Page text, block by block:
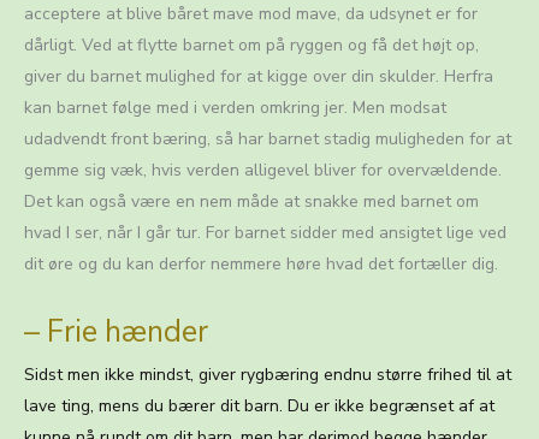
acceptere at blive båret mave mod mave, da udsynet er for
dårligt. Ved at flytte barnet om på ryggen og få det højt op,
giver du barnet mulighed for at kigge over din skulder. Herfra
kan barnet følge med i verden omkring jer. Men modsat
udadvendt front bæring, så har barnet stadig muligheden for at
gemme sig væk, hvis verden alligevel bliver for overvældende.
Det kan også være en nem måde at snakke med barnet om
hvad I ser, når I går tur. For barnet sidder med ansigtet lige ved
dit øre og du kan derfor nemmere høre hvad det fortæller dig.
– Frie hænder
Sidst men ikke mindst, giver rygbæring endnu større frihed til at
lave ting, mens du bærer dit barn. Du er ikke begrænset af at